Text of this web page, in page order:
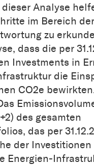
dieser Analyse
im Bereich der
zu
dass die per
Investments in
die
CO2e
des gesamten
das per
der Investitionen
Energien-